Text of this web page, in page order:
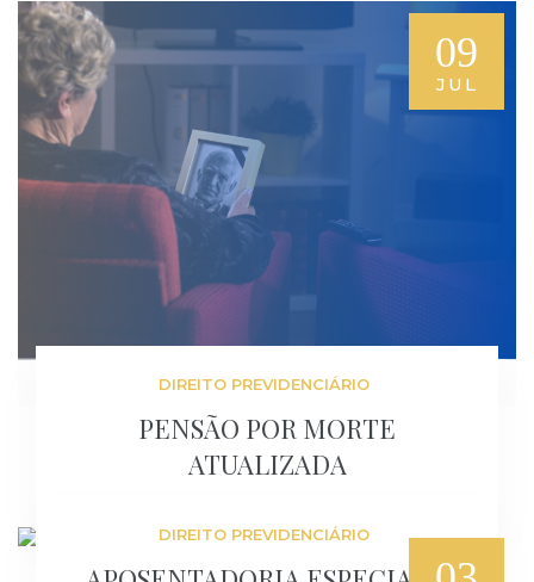
09
JUL
DIREITO PREVIDENCIÁRIO
PENSÃO POR MORTE
ATUALIZADA
DIREITO PREVIDENCIÁRIO